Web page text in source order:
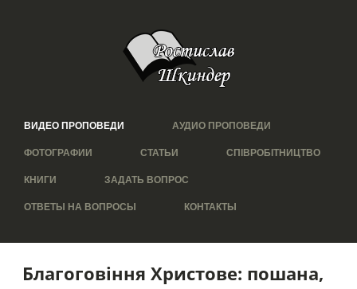
ВИДЕО ПРОПОВЕДИ АУДИО ПРОПОВЕДИ
ФОТОГРАФИИ СТАТЬИ СПІВРОБІТНИЦТВО
КНИГИ ЗАДАТЬ ВОПРОС
ОТВЕТЫ НА ВОПРОСЫ КОНТАКТЫ
Благоговіння Христове: пошана,